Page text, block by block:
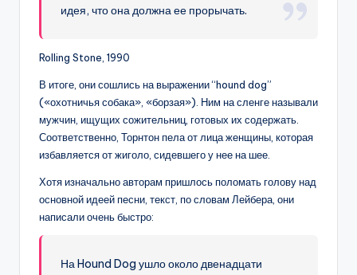
идея, что она должна ее прорычать.
Rolling Stone, 1990
В итоге, они сошлись на выражении “hound dog”
(«охотничья собака», «борзая»). Ним на сленге называли
мужчин, ищущих сожительниц, готовых их содержать.
Соответственно, Торнтон пела от лица женщины, которая
избавляется от жиголо, сидевшего у нее на шее.
Хотя изначально авторам пришлось поломать голову над
основной идеей песни, текст, по словам Лейбера, они
написали очень быстро:
На Hound Dog ушло около двенадцати